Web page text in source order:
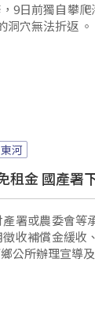
9日前獨自攀
洞穴無法折返 。
東河
租金 國產署
署或農委會等
收補償金緩收
公所辦理宣導